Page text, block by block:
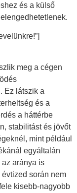
és a külső
meg a cégen
Ez látszik a
és a
a háttérbe
stabilitást és jövőt
mint például
egyáltalán
aránya is
során nem
kisebb-nagyobb